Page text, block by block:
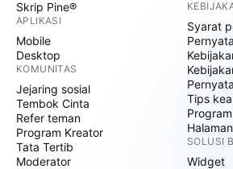
Skrip Pine®
APLIKASI
Mobile
Desktop
KOMUNITAS
Jejaring sosial
Tembok Cinta
Refer teman
Program Kreator
Tata Tertib
Moderator
Syarat
Tips
SOLUSI
Widget